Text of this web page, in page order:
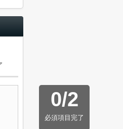
0/2
必須項目完了